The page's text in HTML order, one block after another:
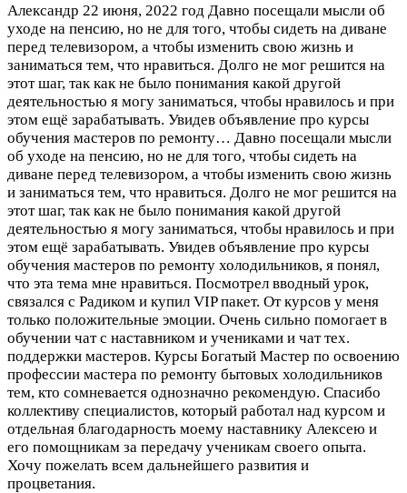
Александр 22 июня, 2022 год Давно посещали мысли об
уходе на пенсию, но не для того, чтобы сидеть на диване
перед телевизором, а чтобы изменить свою жизнь и
заниматься тем, что нравиться. Долго не мог решится на
этот шаг, так как не было понимания какой другой
деятельностью я могу заниматься, чтобы нравилось и при
этом ещё зарабатывать. Увидев объявление про курсы
обучения мастеров по ремонту… Давно посещали мысли
об уходе на пенсию, но не для того, чтобы сидеть на
диване перед телевизором, а чтобы изменить свою жизнь
и заниматься тем, что нравиться. Долго не мог решится на
этот шаг, так как не было понимания какой другой
деятельностью я могу заниматься, чтобы нравилось и при
этом ещё зарабатывать. Увидев объявление про курсы
обучения мастеров по ремонту холодильников, я понял,
что эта тема мне нравиться. Посмотрел вводный урок,
связался с Радиком и купил VIP пакет. От курсов у меня
только положительные эмоции. Очень сильно помогает в
обучении чат с наставником и учениками и чат тех.
поддержки мастеров. Курсы Богатый Мастер по освоению
профессии мастера по ремонту бытовых холодильников
тем, кто сомневается однозначно рекомендую. Спасибо
коллективу специалистов, который работал над курсом и
отдельная благодарность моему наставнику Алексею и
его помощникам за передачу ученикам своего опыта.
Хочу пожелать всем дальнейшего развития и
процветания.